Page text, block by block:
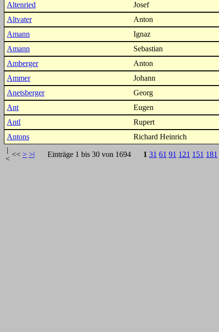
Altenried
Josef
Altvater
Anton
Amann
Ignaz
Amann
Sebastian
Amberger
Anton
Ammer
Johann
Anetsberger
Georg
Ant
Eugen
Antl
Rupert
Antons
Richard Heinrich
|
<
<< > >| Einträge 1 bis 30 von 1694 1 31 61 91 121 151 181